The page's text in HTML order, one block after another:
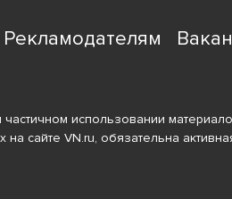
Рекламодателям
использовании
на сайте VN.ru, обязательна